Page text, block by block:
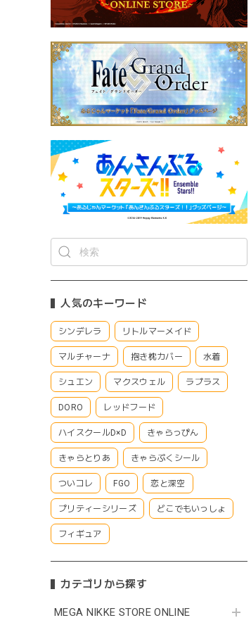
人気のキーワード
シンデレラ リトルマーメイド
マルチャーナ 抱き枕カバー 水着
シュエン マクスウェル ラプラス
DORO レッドフード
ハイスクールD×D きゃらっぴん
きゃらとりあ きゃらぷくシール
ついコレ FGO 恋と深空
プリティーシリーズ どこでもいっしょ
フィギュア
カテゴリから探す
MEGA NIKKE STORE ONLINE